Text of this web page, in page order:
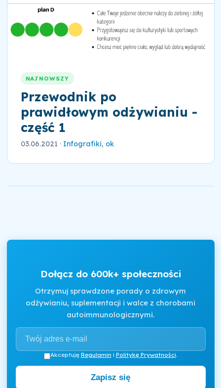
NAJNOWSZY
Przewodnik po
prawidłowym odżywianiu -
część 1
03.06.2021 · Infografiki, ok
Dołącz do 600k+ społeczności
Otrzymuj sprawdzone porady o zdrowym
odżywianiu, suplementacji i walce z chorobami
autoimmunologicznymi.
Akceptuję Regulamin i Politykę Prywatności.
Zapisz się